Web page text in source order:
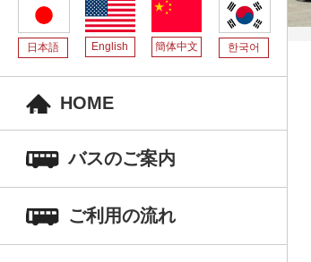
日本語 English 簡体中文 한국어
HOME
バスのご案内
ご利用の流れ